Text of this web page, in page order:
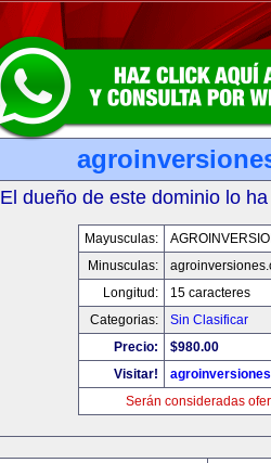
El dueño de este dominio lo
Mayusculas:
Minusculas:
Longitud:
15 caracteres
Categorias:
Sin Clasificar
Precio:
$980.00
Visitar!
Serán consideradas